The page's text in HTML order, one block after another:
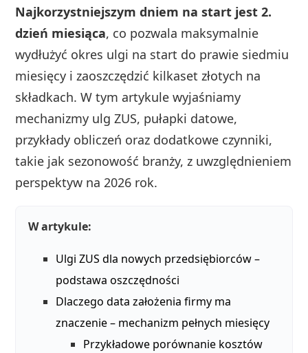
Najkorzystniejszym dniem na start jest 2.
dzień miesiąca, co pozwala maksymalnie
wydłużyć okres ulgi na start do prawie siedmiu
miesięcy i zaoszczędzić kilkaset złotych na
składkach. W tym artykule wyjaśniamy
mechanizmy ulg ZUS, pułapki datowe,
przykłady obliczeń oraz dodatkowe czynniki,
takie jak sezonowość branży, z uwzględnieniem
perspektyw na 2026 rok.
W artykule:
Ulgi ZUS dla nowych przedsiębiorców –
podstawa oszczędności
Dlaczego data założenia firmy ma
znaczenie – mechanizm pełnych miesięcy
Przykładowe porównanie kosztów